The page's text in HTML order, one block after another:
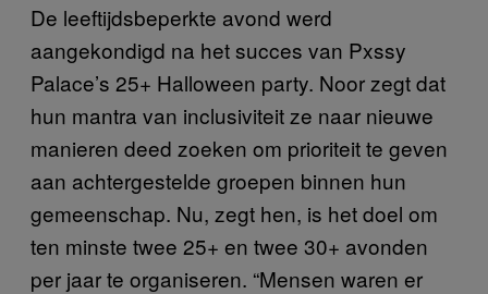
De leeftijdsbeperkte avond werd
aangekondigd na het succes van Pxssy
Palace’s 25+ Halloween party. Noor zegt dat
hun mantra van inclusiviteit ze naar nieuwe
manieren deed zoeken om prioriteit te geven
aan achtergestelde groepen binnen hun
gemeenschap. Nu, zegt hen, is het doel om
ten minste twee 25+ en twee 30+ avonden
per jaar te organiseren. “Mensen waren er